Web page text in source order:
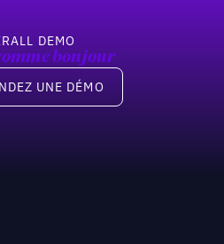
DEMO
bonjour
une démo
UNE DÉMO